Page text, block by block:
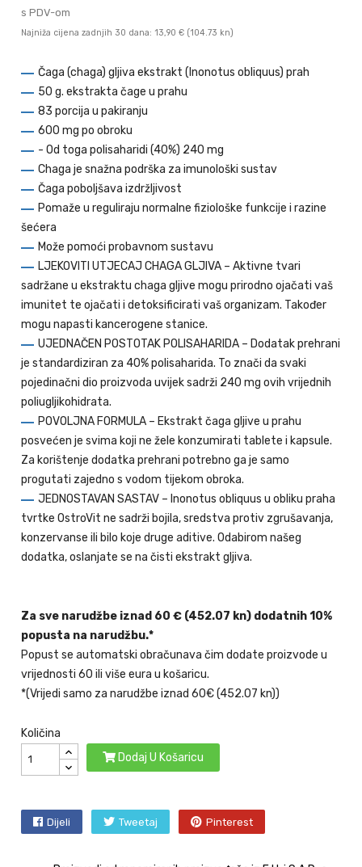
s PDV-om
Najniža cijena zadnjih 30 dana: 13,90 € (104.73 kn)
Čaga (chaga) gljiva ekstrakt (Inonotus obliquus) prah
50 g. ekstrakta čage u prahu
83 porcija u pakiranju
600 mg po obroku
- Od toga polisaharidi (40%) 240 mg
Chaga je snažna podrška za imunološki sustav
Čaga poboljšava izdržljivost
Pomaže u reguliraju normalne fiziološke funkcije i razine
šećera
Može pomoći probavnom sustavu
LJEKOVITI UTJECAJ CHAGA GLJIVA – Aktivne tvari
sadržane u ekstraktu chaga gljive mogu prirodno ojačati vaš
imunitet te ojačati i detoksificirati vaš organizam. Također
mogu napasti kancerogene stanice.
UJEDNAČEN POSTOTAK POLISAHARIDA – Dodatak prehrani
je standardiziran za 40% polisaharida. To znači da svaki
pojedinačni dio proizvoda uvijek sadrži 240 mg ovih vrijednih
poliugljikohidrata.
POVOLJNA FORMULA – Ekstrakt čaga gljive u prahu
posvećen je svima koji ne žele konzumirati tablete i kapsule.
Za korištenje dodatka prehrani potrebno ga je samo
progutati zajedno s vodom tijekom obroka.
JEDNOSTAVAN SASTAV – Inonotus obliquus u obliku praha
tvrtke OstroVit ne sadrži bojila, sredstva protiv zgrušavanja,
konzervanse ili bilo koje druge aditive. Odabirom našeg
dodatka, oslanjate se na čisti ekstrakt gljiva.
Za sve narudžbe iznad 60 € (452.07 kn) dodatnih 10%
popusta na narudžbu.*
Popust se automatski obračunava čim dodate proizvode u
vrijednosti 60 ili više eura u košaricu.
*(Vrijedi samo za narudžbe iznad 60€ (452.07 kn))
Količina
Dodaj U Košaricu
Dijeli Tweetaj Pinterest